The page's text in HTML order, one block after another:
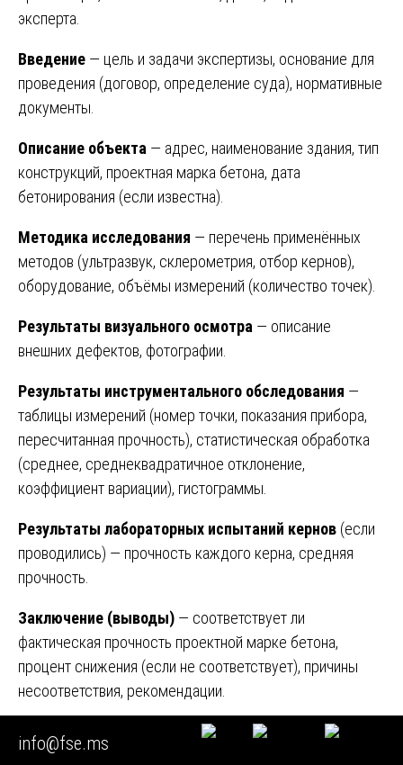
эксперта.
Введение — цель и задачи экспертизы, основание для
проведения (договор, определение суда), нормативные
документы.
Описание объекта — адрес, наименование здания, тип
конструкций, проектная марка бетона, дата
бетонирования (если известна).
Методика исследования — перечень применённых
методов (ультразвук, склерометрия, отбор кернов),
оборудование, объёмы измерений (количество точек).
Результаты визуального осмотра — описание
внешних дефектов, фотографии.
Результаты инструментального обследования —
таблицы измерений (номер точки, показания прибора,
пересчитанная прочность), статистическая обработка
(среднее, среднеквадратичное отклонение,
коэффициент вариации), гистограммы.
Результаты лабораторных испытаний кернов (если
проводились) — прочность каждого керна, средняя
прочность.
Заключение (выводы) — соответствует ли
фактическая прочность проектной марке бетона,
процент снижения (если не соответствует), причины
несоответствия, рекомендации.
Приложения
— фототаблицы, копии свидетельств о
поверке приборов, протоколы испытаний лаборатории.
info@fse.ms